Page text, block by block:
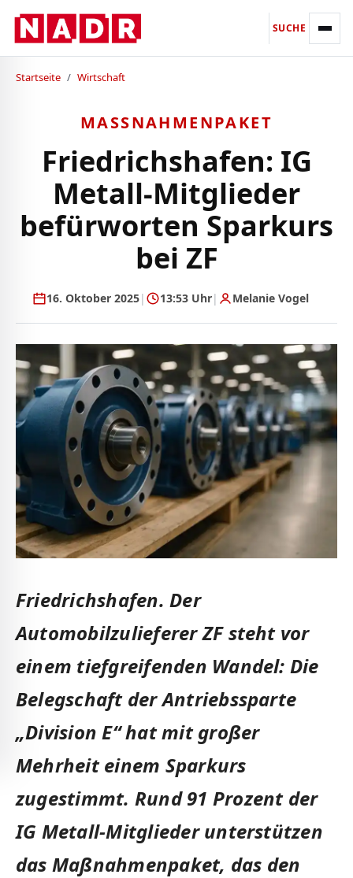
SUCHE
Startseite / Wirtschaft
MASSNAHMENPAKET
Friedrichshafen: IG
Metall-Mitglieder
befürworten Sparkurs
bei ZF
16. Oktober 2025| 13:53 Uhr| Melanie Vogel
Friedrichshafen. Der
Automobilzulieferer ZF steht vor
einem tiefgreifenden Wandel: Die
Belegschaft der Antriebssparte
„Division E“ hat mit großer
Mehrheit einem Sparkurs
zugestimmt. Rund 91 Prozent der
IG Metall-Mitglieder unterstützen
das Maßnahmenpaket, das den